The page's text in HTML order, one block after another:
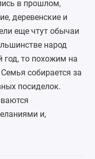
в прошлом,
деревенские и
еще чтут обычаи
народ
год, то похожим на
собирается за
посиделок.
и,